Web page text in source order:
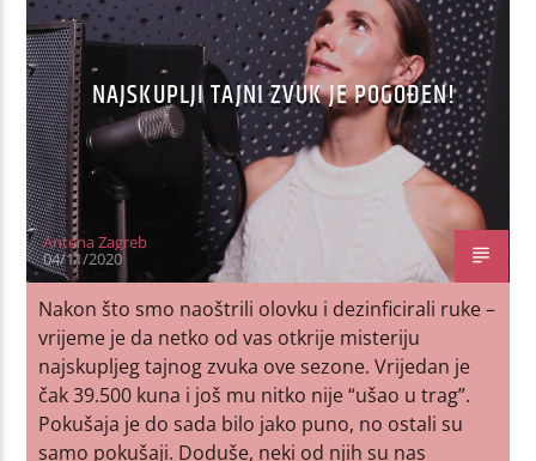
NAJSKUPLJI TAJNI ZVUK JE POGOĐEN!
Antena Zagreb
04/11/2020
Nakon što smo naoštrili olovku i dezinficirali ruke –
vrijeme je da netko od vas otkrije misteriju
najskupljeg tajnog zvuka ove sezone. Vrijedan je
čak 39.500 kuna i još mu nitko nije “ušao u trag”.
Pokušaja je do sada bilo jako puno, no ostali su
samo pokušaji. Doduše, neki od njih su nas